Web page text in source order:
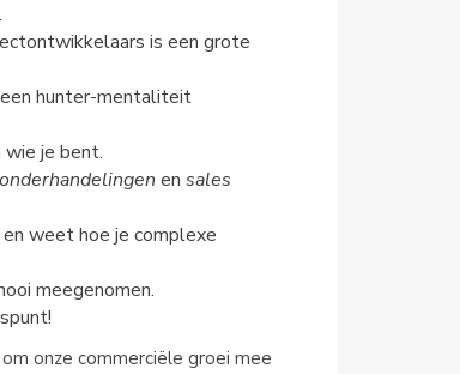
is een grote
hunter-mentaliteit
wie je bent.
en sales
en weet hoe je complexe
meegenomen.
onze commerciële groei mee